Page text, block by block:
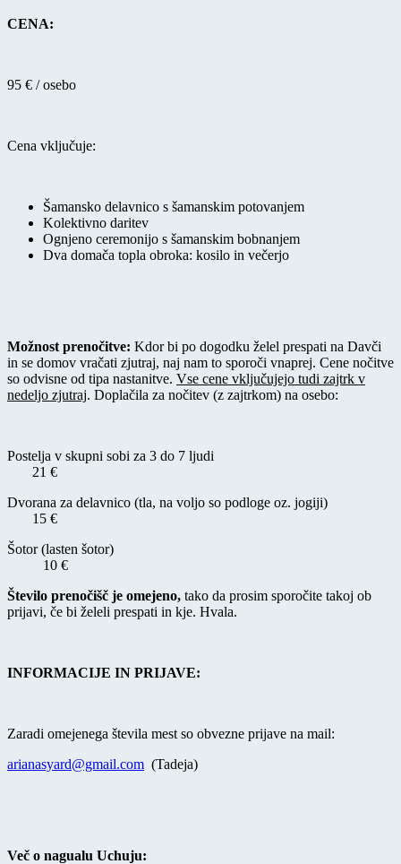
CENA:
95 € / osebo
Cena vključuje:
Šamansko delavnico s šamanskim potovanjem
Kolektivno daritev
Ognjeno ceremonijo s šamanskim bobnanjem
Dva domača topla obroka: kosilo in večerjo
Možnost prenočitve: Kdor bi po dogodku želel prespati na Davči
in se domov vračati zjutraj, naj nam to sporoči vnaprej. Cene nočitve
so odvisne od tipa nastanitve. Vse cene vključujejo tudi zajtrk v
nedeljo zjutraj. Doplačila za nočitev (z zajtrkom) na osebo:
Postelja v skupni sobi za 3 do 7 ljudi
21 €
Dvorana za delavnico (tla, na voljo so podloge oz. jogiji)
15 €
Šotor (lasten šotor)
10 €
Število prenočišč je omejeno, tako da prosim sporočite takoj ob
prijavi, če bi želeli prespati in kje. Hvala.
INFORMACIJE IN PRIJAVE:
Zaradi omejenega števila mest so obvezne prijave na mail:
arianasyard@gmail.com (Tadeja)
Več o nagualu Uchuju: